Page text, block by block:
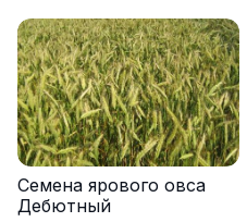
Семена ярового овса
Дебютный